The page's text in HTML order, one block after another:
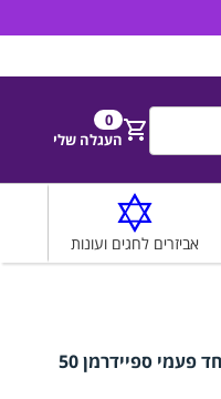
חפש0
העגלה שלי
אביזרים לחגים ועונות
סט כלי אוכל חד פעמי ספיידרמן 50